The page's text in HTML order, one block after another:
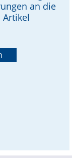
an die